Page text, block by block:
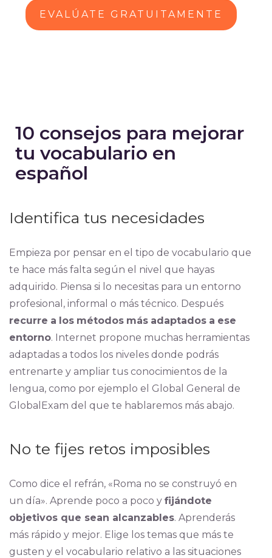
EVALÚATE GRATUITAMENTE
10 consejos para mejorar
tu vocabulario en
español
Identifica tus necesidades
Empieza por pensar en el tipo de vocabulario que
te hace más falta según el nivel que hayas
adquirido. Piensa si lo necesitas para un entorno
profesional, informal o más técnico. Después
recurre a los métodos más adaptados a ese
entorno. Internet propone muchas herramientas
adaptadas a todos los niveles donde podrás
entrenarte y ampliar tus conocimientos de la
lengua, como por ejemplo el Global General de
GlobalExam del que te hablaremos más abajo.
No te fijes retos imposibles
Como dice el refrán, «Roma no se construyó en
un día». Aprende poco a poco y fijándote
objetivos que sean alcanzables. Aprenderás
más rápido y mejor. Elige los temas que más te
gusten y el vocabulario relativo a las situaciones